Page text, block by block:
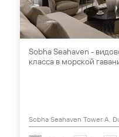
Sobha Seahaven -
класса в морской
Sobha Seahaven Tower A,